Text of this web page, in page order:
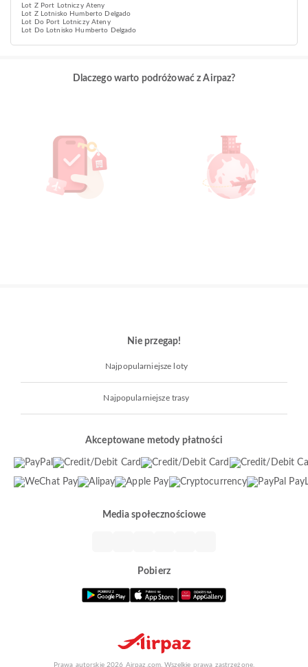
Lot Z Port Lotniczy Ateny
Lot Z Lotnisko Humberto Delgado
Lot Do Port Lotniczy Ateny
Lot Do Lotnisko Humberto Delgado
Dlaczego warto podróżować z Airpaz?
Nie przegap!
Najpopularniejsze loty
Najpopularniejsze trasy
Akceptowane metody płatności
Media społecznościowe
Pobierz
Prawa autorskie 2026 Airpaz.com. Wszelkie prawa zastrzeżone.